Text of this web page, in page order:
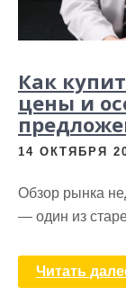
Как
цены и
14 ОКТЯБРЯ
Обзор рынка
— один из
Читать